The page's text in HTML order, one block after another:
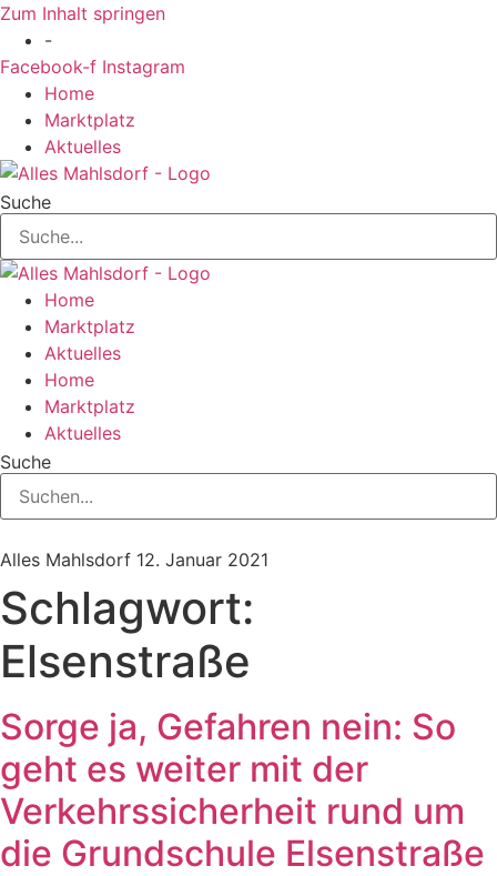
Zum Inhalt springen
-
Facebook-f Instagram
Home
Marktplatz
Aktuelles
Suche
Home
Marktplatz
Aktuelles
Home
Marktplatz
Aktuelles
Suche
Alles Mahlsdorf 12. Januar 2021
Schlagwort:
Elsenstraße
Sorge ja, Gefahren nein: So
geht es weiter mit der
Verkehrssicherheit rund um
die Grundschule Elsenstraße